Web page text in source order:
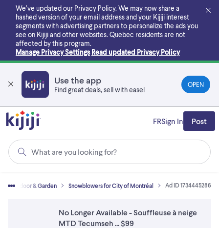
main
content
We’ve updated our Privacy Policy. We may now share a
hashed version of your email address and your Kijiji interest
segments with advertising partners to personalize the ads you
see on Kijiji and other websites. Quebec residents are not
affected by this program.
Manage Privacy Settings Read updated Privacy Policy
Use the app
Find great deals, sell with ease!
OPEN
What are you looking for?
FRSign In Post
- Outdoor & Garden Snowblowers for City of Montréal Ad ID 1734445286
No Longer Available - Souffleuse à neige
MTD Tecumseh ... $99